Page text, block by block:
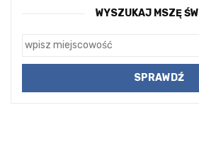
WYSZUKAJ MSZĘ